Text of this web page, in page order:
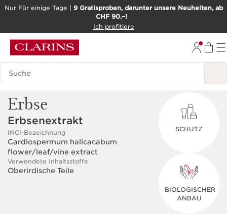
BARRIEREFREIHEITSWERKZEUG
Nur Für einige Tage | 9 Gratisproben, darunter unsere Neuheiten, ab
CHF 90.–!
Ich profitiere
Legende suchen
Erbse
Erbsenextrakt
INCI-Bezeichnung
Cardiospermum halicacabum
flower/leaf/vine extract
Verwendete Inhaltsstoffe
Oberirdische Teile
SCHUTZ
BIOLOGISCHER
ANBAU